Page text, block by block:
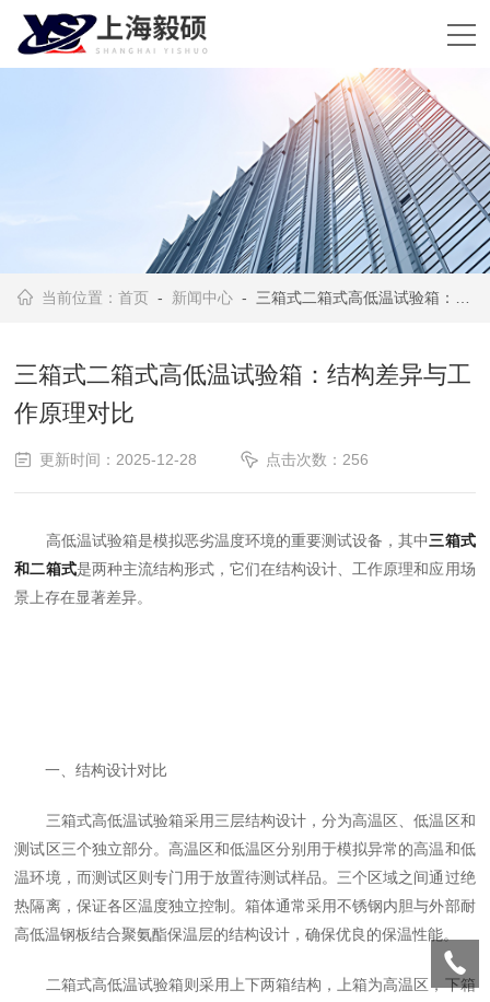
当前位置：首页 - 新闻中心 - 三箱式二箱式高低温试验箱：结构差异与工作原理对比
三箱式二箱式高低温试验箱：结构差异与工
作原理对比
更新时间：2025-12-28 点击次数：256
高低温试验箱是模拟恶劣温度环境的重要测试设备，其中三箱式
和二箱式是两种主流结构形式，它们在结构设计、工作原理和应用场
景上存在显著差异。
一、结构设计对比
三箱式高低温试验箱采用三层结构设计，分为高温区、低温区和
测试区三个独立部分。高温区和低温区分别用于模拟异常的高温和低
温环境，而测试区则专门用于放置待测试样品。三个区域之间通过绝
热隔离，保证各区温度独立控制。箱体通常采用不锈钢内胆与外部耐
高低温钢板结合聚氨酯保温层的结构设计，确保优良的保温性能。
二箱式高低温试验箱则采用上下两箱结构，上箱为高温区，下箱